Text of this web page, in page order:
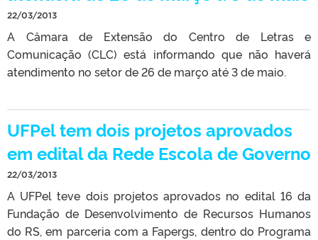
22/03/2013
A Câmara de Extensão do Centro de Letras e
Comunicação (CLC) está informando que não haverá
atendimento no setor de 26 de março até 3 de maio.
UFPel tem dois projetos aprovados
em edital da Rede Escola de Governo
22/03/2013
A UFPel teve dois projetos aprovados no edital 16 da
Fundação de Desenvolvimento de Recursos Humanos
do RS, em parceria com a Fapergs, dentro do Programa